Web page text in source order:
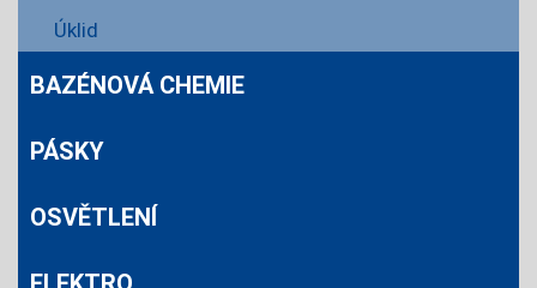
Úklid
BAZÉNOVÁ CHEMIE
PÁSKY
OSVĚTLENÍ